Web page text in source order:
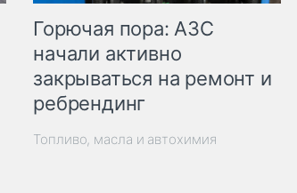
Горючая пора: АЗС
начали активно
закрываться на ремонт и
ребрендинг
Топливо, масла и автохимия